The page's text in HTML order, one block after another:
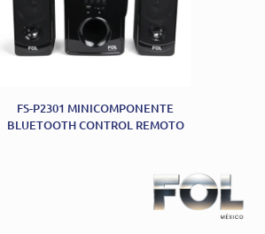
FS-P2301 MINICOMPONENTE
BLUETOOTH CONTROL REMOTO